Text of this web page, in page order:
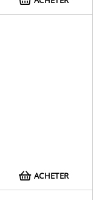
ACHETER